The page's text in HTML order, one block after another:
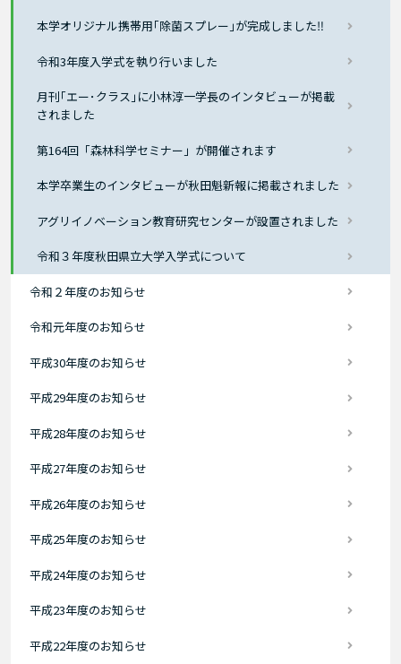
本学オリジナル携帯用｢除菌スプレー｣が完成しました‼
令和3年度入学式を執り行いました
月刊｢エー･クラス｣に小林淳一学長のインタビューが掲載
されました
第164回「森林科学セミナー」が開催されます
本学卒業生のインタビューが秋田魁新報に掲載されました
アグリイノベーション教育研究センターが設置されました
令和３年度秋田県立大学入学式について
令和２年度のお知らせ
令和元年度のお知らせ
平成30年度のお知らせ
平成29年度のお知らせ
平成28年度のお知らせ
平成27年度のお知らせ
平成26年度のお知らせ
平成25年度のお知らせ
平成24年度のお知らせ
平成23年度のお知らせ
平成22年度のお知らせ